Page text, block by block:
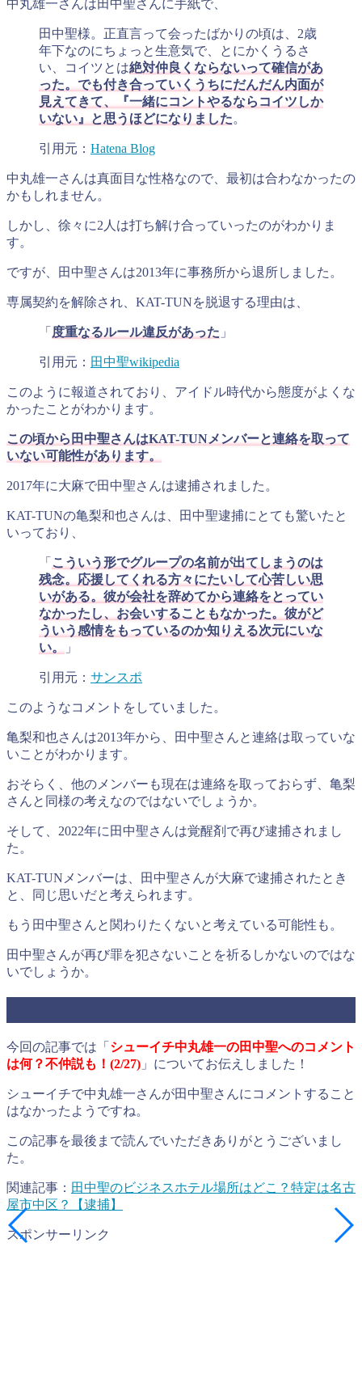
中丸雄一さんは田中聖さんに手紙で、
田中聖様。正直言って会ったばかりの頃は、2歳
年下なのにちょっと生意気で、とにかくうるさ
い、コイツとは絶対仲良くならないって確信があ
った。でも付き合っていくうちにだんだん内面が
見えてきて、『一緒にコントやるならコイツしか
いない』と思うほどになりました。
引用元： Hatena Blog
中丸雄一さんは真面目な性格なので、最初は合わなかったの
かもしれません。
しかし、徐々に2人は打ち解け合っていったのがわかりま
す。
ですが、田中聖さんは2013年に事務所から退所しました。
専属契約を解除され、KAT-TUNを脱退する理由は、
「 度重なるルール違反があった 」
引用元： 田中聖wikipedia
このように報道されており、アイドル時代から態度がよくな
かったことがわかります。
この頃から田中聖さんはKAT-TUNメンバーと連絡を取って
いない可能性があります。
2017年に大麻で田中聖さんは逮捕されました。
KAT-TUNの亀梨和也さんは、田中聖逮捕にとても驚いたと
いっており、
「 こういう形でグループの名前が出てしまうのは
残念。応援してくれる方々にたいして心苦しい思
いがある。彼が会社を辞めてから連絡をとってい
なかったし、お会いすることもなかった。彼がど
ういう感情をもっているのか知りえる次元にいな
い。
」
引用元： サンスポ
このようなコメントをしていました。
亀梨和也さんは2013年から、田中聖さんと連絡は取っていな
いことがわかります。
おそらく、他のメンバーも現在は連絡を取っておらず、亀梨
さんと同様の考えなのではないでしょうか。
そして、2022年に田中聖さんは覚醒剤で再び逮捕されまし
た。
KAT-TUNメンバーは、田中聖さんが大麻で逮捕されたとき
と、同じ思いだと考えられます。
もう田中聖さんと関わりたくないと考えている可能性も。
田中聖さんが再び罪を犯さないことを祈るしかないのではな
いでしょうか。
今回の記事では「 シューイチ中丸雄一の田中聖へのコメント
は何？不仲説も！(2/27) 」についてお伝えしました！
シューイチで中丸雄一さんが田中聖さんにコメントすること
はなかったようですね。
この記事を最後まで読んでいただきありがとうございまし
た。
関連記事： 田中聖のビジネスホテル場所はどこ？特定は名古
屋市中区？【逮捕】
スポンサーリンク